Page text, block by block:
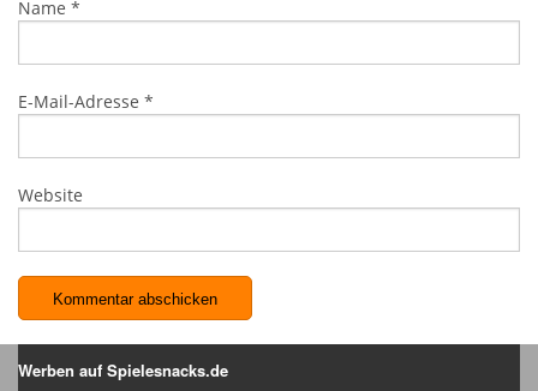
Name *
E-Mail-Adresse *
Website
Werben auf Spielesnacks.de